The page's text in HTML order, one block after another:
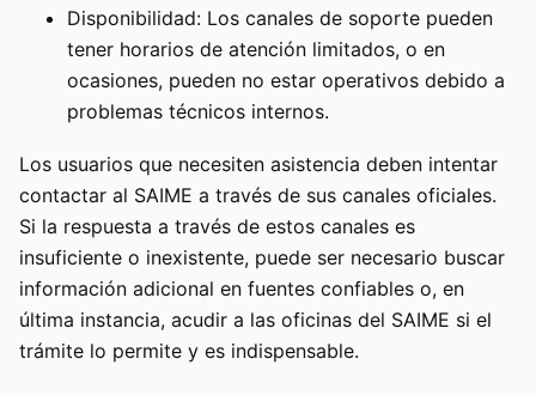
Disponibilidad: Los canales de soporte pueden
tener horarios de atención limitados, o en
ocasiones, pueden no estar operativos debido a
problemas técnicos internos.
Los usuarios que necesiten asistencia deben intentar
contactar al SAIME a través de sus canales oficiales.
Si la respuesta a través de estos canales es
insuficiente o inexistente, puede ser necesario buscar
información adicional en fuentes confiables o, en
última instancia, acudir a las oficinas del SAIME si el
trámite lo permite y es indispensable.